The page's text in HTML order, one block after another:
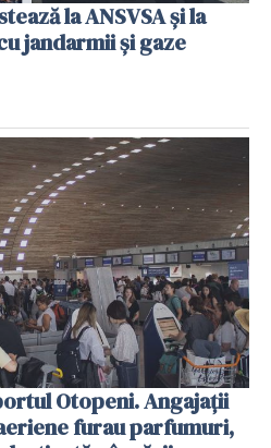
la ANSVSA și la
jandarmii și gaze
Otopeni. Angajații
furau parfumuri,